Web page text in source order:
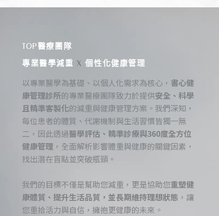
TOP醫療團隊
專業醫學減重X 個性化健康管理
以專業醫學為基礎、以個人化需求為核心， 書心健
康管理診所的專業醫療團隊致力於提供安全、科學
且精準客製化的減重與健康管理方案。我們深知，
每位患者的體質、代謝機制與生活習慣皆獨一無
二，因此透過醫學評估、精準診療與360度全方位
健康管理 ，全面解析影響體重與健康的關鍵因素，
找出潛在盲點並突破瓶頸。
我們的目標不僅是幫助您減重，更是協助您重塑健
康體質、提升生活品質，並長期維持理想狀態 ，讓
您重拾活力與自信，擁抱更健康的未來。